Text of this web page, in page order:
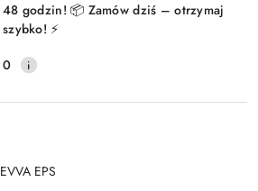
Wyślij
48 godzin! 📦 Zamów dziś – otrzymaj
szybko! ⚡
0
EVVA EPS